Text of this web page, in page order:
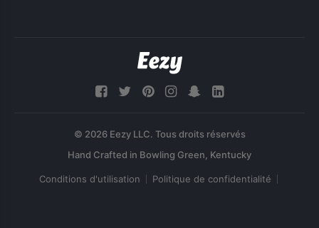
© 2026 Eezy LLC. Tous droits réservés
Conditions d'utilisation Politique de confidentialité